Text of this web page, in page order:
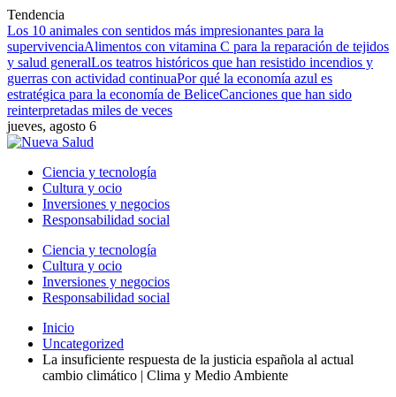
Tendencia
Los 10 animales con sentidos más impresionantes para la
supervivenciaAlimentos con vitamina C para la reparación de tejidos
y salud generalLos teatros históricos que han resistido incendios y
guerras con actividad continuaPor qué la economía azul es
estratégica para la economía de BeliceCanciones que han sido
reinterpretadas miles de veces
jueves, agosto 6
Ciencia y tecnología
Cultura y ocio
Inversiones y negocios
Responsabilidad social
Ciencia y tecnología
Cultura y ocio
Inversiones y negocios
Responsabilidad social
Inicio
Uncategorized
La insuficiente respuesta de la justicia española al actual
cambio climático | Clima y Medio Ambiente